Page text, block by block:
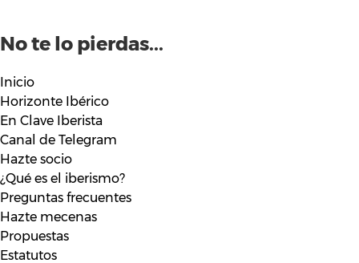
No te lo pierdas...
Inicio
Horizonte Ibérico
En Clave Iberista
Canal de Telegram
Hazte socio
¿Qué es el iberismo?
Preguntas frecuentes
Hazte mecenas
Propuestas
Estatutos